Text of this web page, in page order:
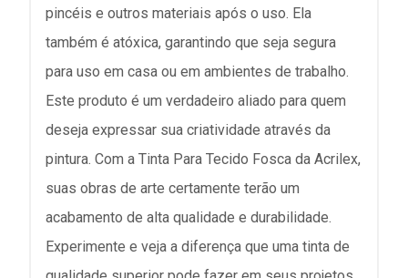
pincéis e outros materiais após o uso. Ela
também é atóxica, garantindo que seja segura
para uso em casa ou em ambientes de trabalho.
Este produto é um verdadeiro aliado para quem
deseja expressar sua criatividade através da
pintura. Com a Tinta Para Tecido Fosca da Acrilex,
suas obras de arte certamente terão um
acabamento de alta qualidade e durabilidade.
Experimente e veja a diferença que uma tinta de